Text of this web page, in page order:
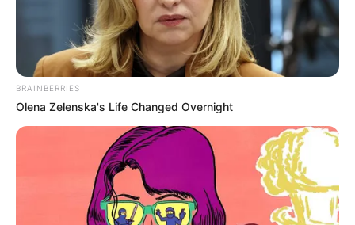
BRAINBERRIES
Olena Zelenska's Life Changed Overnight